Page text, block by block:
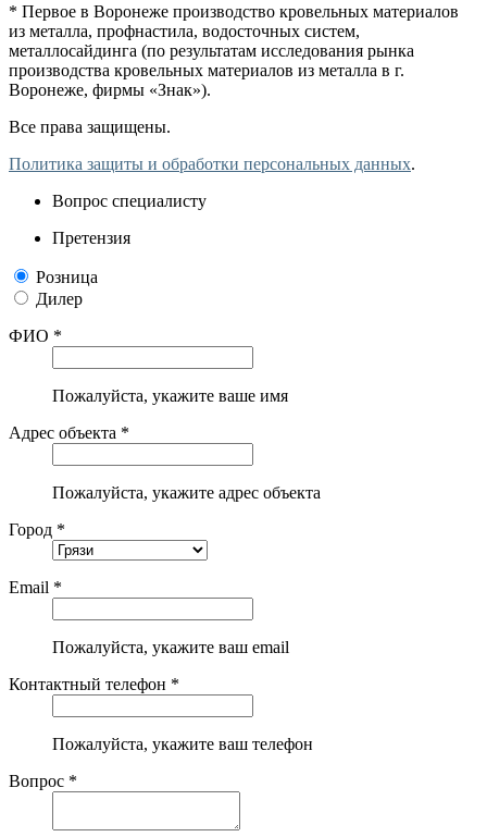
* Первое в Воронеже производство кровельных материалов
из металла, профнастила, водосточных систем,
металлосайдинга (по результатам исследования рынка
производства кровельных материалов из металла в г.
Воронеже, фирмы «Знак»).
Все права защищены.
Политика защиты и обработки персональных данных.
Вопрос специалисту
Претензия
Розница
Дилер
ФИО *
Пожалуйста, укажите ваше имя
Адрес объекта *
Пожалуйста, укажите адрес объекта
Город *
Email *
Пожалуйста, укажите ваш email
Контактный телефон *
Пожалуйста, укажите ваш телефон
Вопрос *